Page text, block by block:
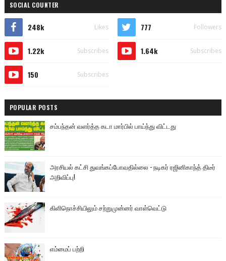
SOCIAL COUNTER
248k Likes 777 Followers
1.22k Subscribes 1.64k Subscribes
150 Subscribes
POPULAR POSTS
சம்பந்தன் வளர்த்த கடா மார்பில் பாய்ந்து விட்டது
அரசியல் கட்சி துவங்கப்போவதில்லை - நடிகர் ரஜினிகாந்த் திடீர்
அறிவிப்பு!
கிளிநொச்சியிலும் சற்றுமுன்னர் வாள்வெட்டு
எம்மைப் பற்றி